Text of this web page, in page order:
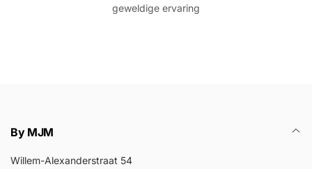
geweldige ervaring
By MJM
Willem-Alexanderstraat 54